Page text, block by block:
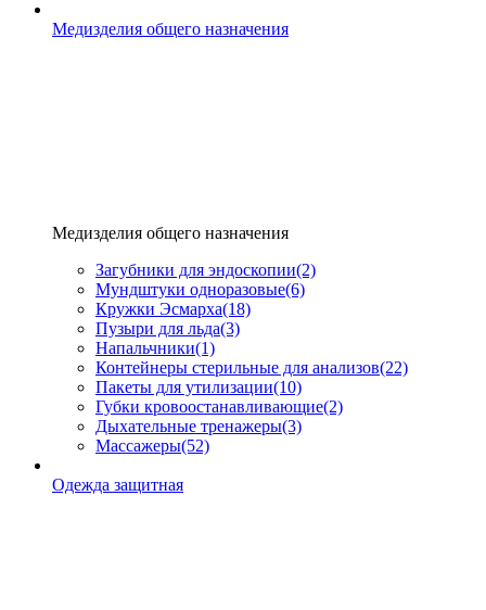
Медизделия общего назначения
Медизделия общего назначения
Загубники для эндоскопии(2)
Мундштуки одноразовые(6)
Кружки Эсмарха(18)
Пузыри для льда(3)
Напальчники(1)
Контейнеры стерильные для анализов(22)
Пакеты для утилизации(10)
Губки кровоостанавливающие(2)
Дыхательные тренажеры(3)
Массажеры(52)
Одежда защитная